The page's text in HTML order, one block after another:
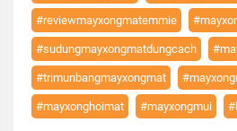
#reviewmayxongmatemmie
#sudungmayxongmatdungcach
#trimunbangmayxongmat
#mayxonghoimat #mayxongmui